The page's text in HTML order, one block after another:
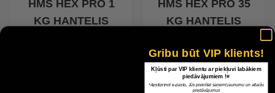
HMS HEX PRO 1
KG HANTELIS
HMS HEX PRO 35
KG HANTELIS
Īpaša Cena
120,45 €
185,30 €
Gribu būt VIP klients!
Kļūsti par VIP klientu ar piekļuvi labākiem
piedāvājumiem !⭐
*Apstiprinot e-pastu, Jūs piekrītat saņemt jaunumu un atlaižu
piedāvājumus